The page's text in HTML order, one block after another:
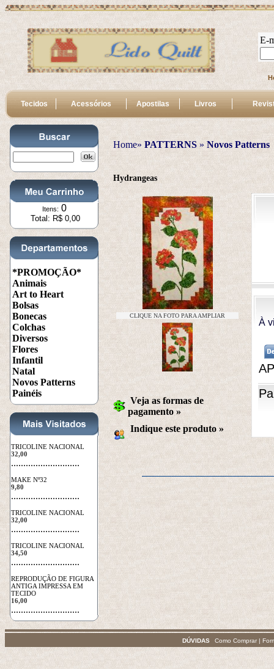
E-
Tecidos Acessórios Apostilas Livros
Itens: 0
Total: R$ 0,00
*PROMOÇÃO*
Animais
Art to Heart
Bolsas
Bonecas
Colchas
Diversos
Flores
Infantil
Natal
Novos Patterns
Painéis
TRICOLINE NACIONAL
32,00
............................
MAKE Nº32
9,80
............................
TRICOLINE NACIONAL
32,00
............................
TRICOLINE NACIONAL
34,50
............................
REPRODUÇÃO DE FIGURA
ANTIGA IMPRESSA EM
TECIDO
16,00
............................
Home»PATTERNS » Novos Patterns
Hydrangeas
CLIQUE NA FOTO PARA AMPLIAR
À
Veja as formas de
pagamento »
Indique este produto »
DÚVIDAS Como Comprar |